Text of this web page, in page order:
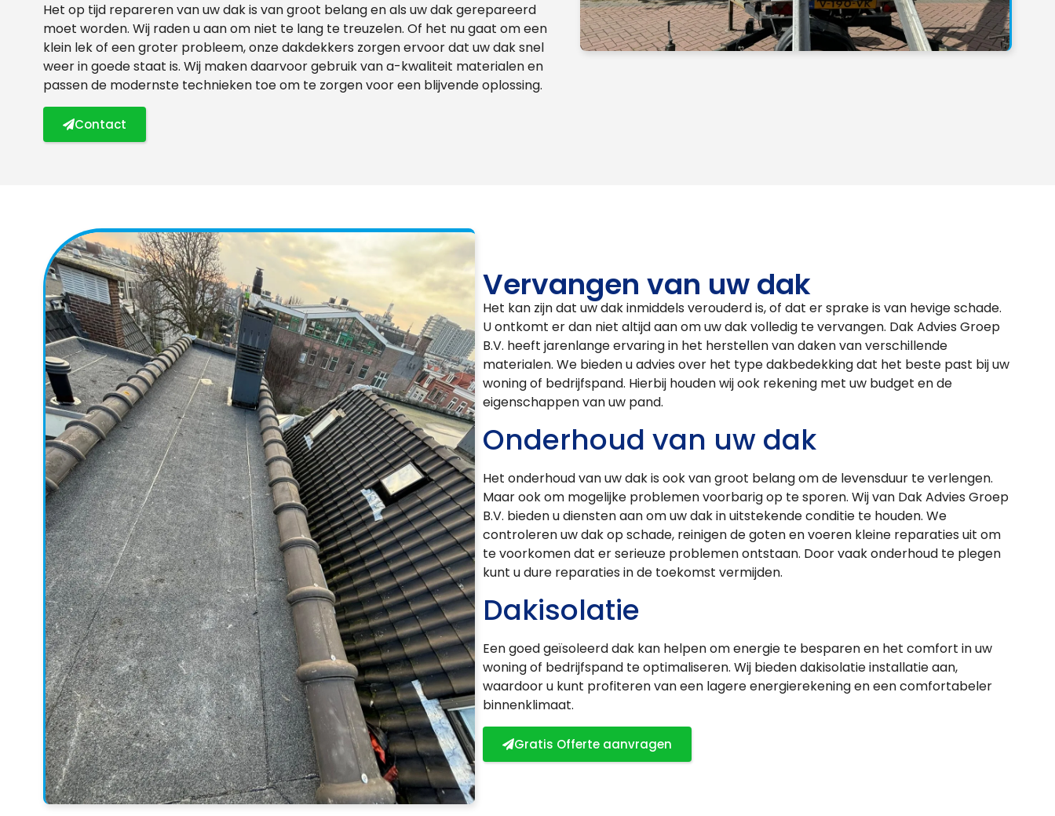
Het op tijd repareren van uw dak is van groot belang en als uw dak gerepareerd
moet worden. Wij raden u aan om niet te lang te treuzelen. Of het nu gaat om een
klein lek of een groter probleem, onze dakdekkers zorgen ervoor dat uw dak snel
weer in goede staat is. Wij maken daarvoor gebruik van a-kwaliteit materialen en
passen de modernste technieken toe om te zorgen voor een blijvende oplossing.
Contact
Vervangen van uw dak
Het kan zijn dat uw dak inmiddels verouderd is, of dat er sprake is van hevige schade.
U ontkomt er dan niet altijd aan om uw dak volledig te vervangen. Dak Advies Groep
B.V. heeft jarenlange ervaring in het herstellen van daken van verschillende
materialen. We bieden u advies over het type dakbedekking dat het beste past bij uw
woning of bedrijfspand. Hierbij houden wij ook rekening met uw budget en de
eigenschappen van uw pand.
Onderhoud van uw dak
Het onderhoud van uw dak is ook van groot belang om de levensduur te verlengen.
Maar ook om mogelijke problemen voorbarig op te sporen. Wij van Dak Advies Groep
B.V. bieden u diensten aan om uw dak in uitstekende conditie te houden. We
controleren uw dak op schade, reinigen de goten en voeren kleine reparaties uit om
te voorkomen dat er serieuze problemen ontstaan. Door vaak onderhoud te plegen
kunt u dure reparaties in de toekomst vermijden.
Dakisolatie
Een goed geïsoleerd dak kan helpen om energie te besparen en het comfort in uw
woning of bedrijfspand te optimaliseren. Wij bieden dakisolatie installatie aan,
waardoor u kunt profiteren van een lagere energierekening en een comfortabeler
binnenklimaat.
Gratis Offerte aanvragen